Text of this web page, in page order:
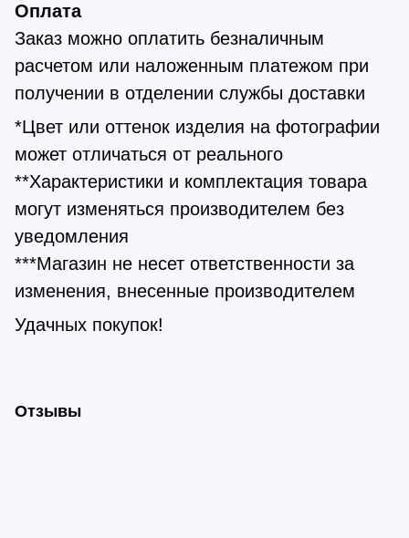
Оплата
Заказ можно оплатить безналичным
расчетом или наложенным платежом при
получении в отделении службы доставки
*Цвет или оттенок изделия на фотографии
может отличаться от реального
**Характеристики и комплектация товара
могут изменяться производителем без
уведомления
***Магазин не несет ответственности за
изменения, внесенные производителем
Удачных покупок!
Отзывы